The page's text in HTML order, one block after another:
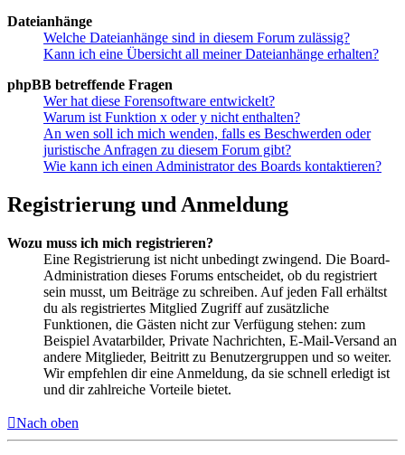
Dateianhänge
Welche Dateianhänge sind in diesem Forum zulässig?
Kann ich eine Übersicht all meiner Dateianhänge erhalten?
phpBB betreffende Fragen
Wer hat diese Forensoftware entwickelt?
Warum ist Funktion x oder y nicht enthalten?
An wen soll ich mich wenden, falls es Beschwerden oder
juristische Anfragen zu diesem Forum gibt?
Wie kann ich einen Administrator des Boards kontaktieren?
Registrierung und Anmeldung
Wozu muss ich mich registrieren?
Eine Registrierung ist nicht unbedingt zwingend. Die Board-
Administration dieses Forums entscheidet, ob du registriert
sein musst, um Beiträge zu schreiben. Auf jeden Fall erhältst
du als registriertes Mitglied Zugriff auf zusätzliche
Funktionen, die Gästen nicht zur Verfügung stehen: zum
Beispiel Avatarbilder, Private Nachrichten, E-Mail-Versand an
andere Mitglieder, Beitritt zu Benutzergruppen und so weiter.
Wir empfehlen dir eine Anmeldung, da sie schnell erledigt ist
und dir zahlreiche Vorteile bietet.
Nach oben